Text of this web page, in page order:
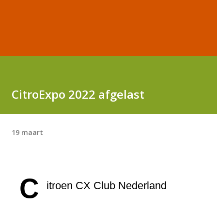
CitroExpo 2022 afgelast
19 maart
C itroen CX Club Nederland